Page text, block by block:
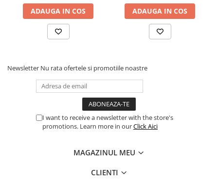
Procesoare Desktop
HDD Externe
SSD Externe
SSD Interne
Memorii Laptop
Memorii Flash
ADAUGA IN COS ADAUGA IN COS
Newsletter Nu rata ofertele si promotiile noastre
I want to receive a newsletter with the store's
promotions. Learn more in ourClick Aici
MAGAZINUL MEU
CLIENTI